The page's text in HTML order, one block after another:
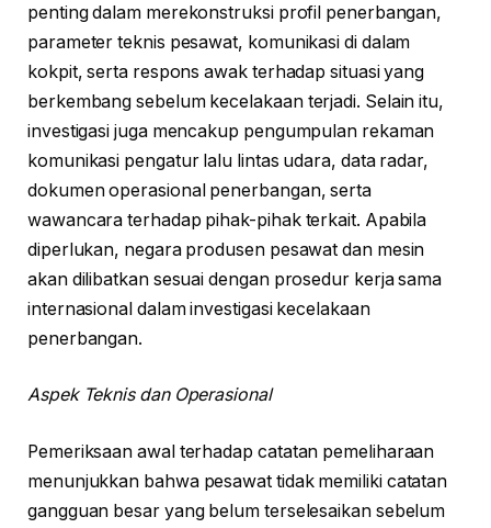
penting dalam merekonstruksi profil penerbangan,
parameter teknis pesawat, komunikasi di dalam
kokpit, serta respons awak terhadap situasi yang
berkembang sebelum kecelakaan terjadi. Selain itu,
investigasi juga mencakup pengumpulan rekaman
komunikasi pengatur lalu lintas udara, data radar,
dokumen operasional penerbangan, serta
wawancara terhadap pihak-pihak terkait. Apabila
diperlukan, negara produsen pesawat dan mesin
akan dilibatkan sesuai dengan prosedur kerja sama
internasional dalam investigasi kecelakaan
penerbangan.
Aspek Teknis dan Operasional
Pemeriksaan awal terhadap catatan pemeliharaan
menunjukkan bahwa pesawat tidak memiliki catatan
gangguan besar yang belum terselesaikan sebelum